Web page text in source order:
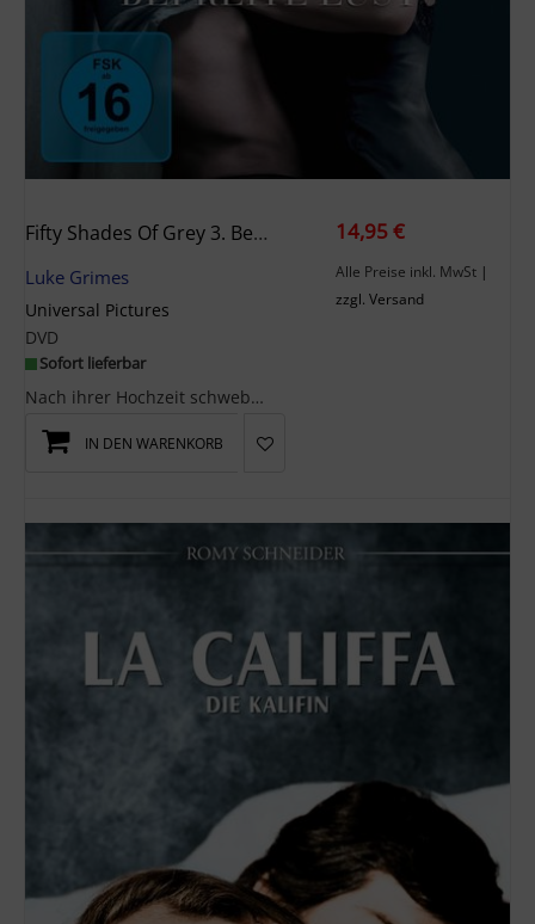
Fifty Shades Of Grey 3. Befreite Lust
Luke Grimes
Universal Pictures
DVD
Sofort lieferbar
Nach ihrer Hochzeit schweben Ana und Christian zwar im siebten Himmel, doch schon bald legt sich ...
14,95 €
Alle Preise inkl. MwSt |
zzgl. Versand
IN DEN WARENKORB